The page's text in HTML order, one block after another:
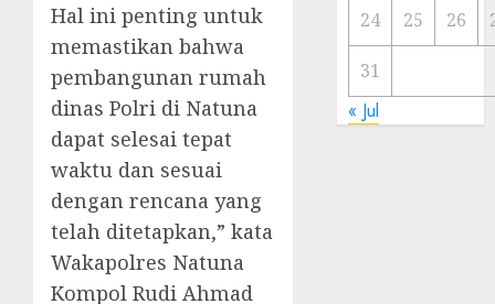
Hal ini penting untuk
memastikan bahwa
pembangunan rumah
dinas Polri di Natuna
dapat selesai tepat
waktu dan sesuai
dengan rencana yang
telah ditetapkan,” kata
Wakapolres Natuna
Kompol Rudi Ahmad
24 25 26
31
« Jul